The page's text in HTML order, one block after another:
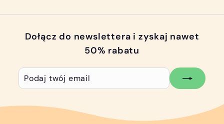
Dołącz do newslettera i zyskaj nawet
50% rabatu
Podaj
twój
Subskrybuj